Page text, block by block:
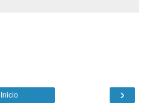
›
Inicio